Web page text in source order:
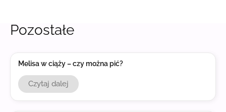
Pozostałe
Melisa w ciąży – czy można pić?
Czytaj dalej